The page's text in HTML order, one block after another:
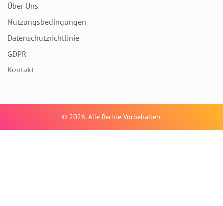
Über Uns
Nutzungsbedingungen
Datenschutzrichtlinie
GDPR
Kontakt
© 2026. Alle Rechte Vorbehalten.